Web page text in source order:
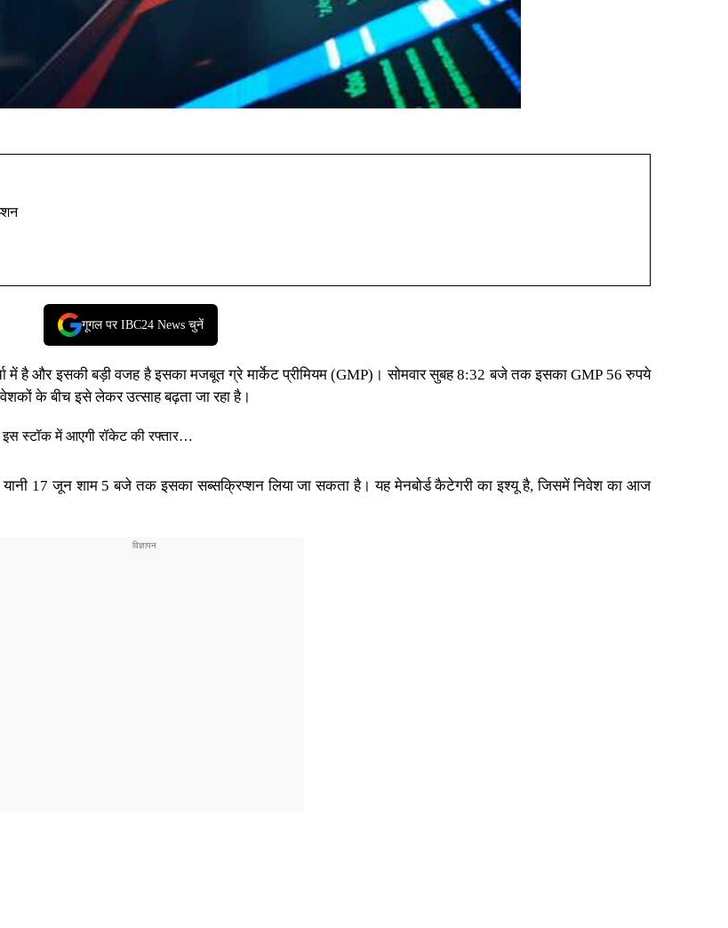
गूगल पर IBC24 News चुनें
में है और इसकी बड़ी वजह है इसका मजबूत ग्रे मार्केट प्रीमियम (GMP)। सोमवार सुबह 8:32 बजे तक इसका GMP 56 रुपये
के बीच इसे लेकर उत्साह बढ़ता जा रहा है।
इस स्टॉक में आएगी रॉकेट की रफ्तार…
17 जून शाम 5 बजे तक इसका सब्सक्रिप्शन लिया जा सकता है। यह मेनबोर्ड कैटेगरी का इश्यू है, जिसमें निवेश का आज